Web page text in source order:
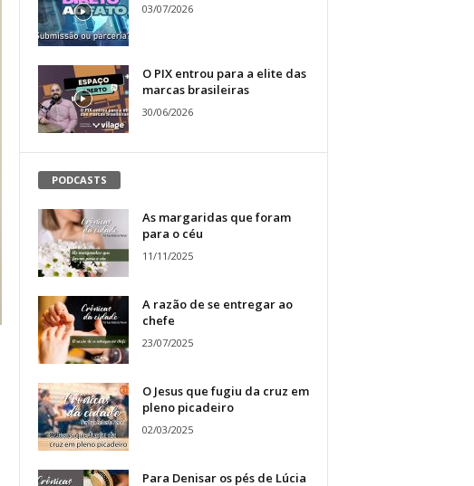
03/07/2026
O PIX entrou para a elite das
marcas brasileiras
30/06/2026
PODCASTS
As margaridas que foram
para o céu
11/11/2025
A razão de se entregar ao
chefe
23/07/2025
O Jesus que fugiu da cruz em
pleno picadeiro
02/03/2025
Para Denisar os pés de Lúcia